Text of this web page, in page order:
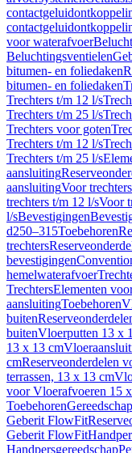
voor waterafvoer
Beluchtingsventielen
bitumen- en foliedaken
bitumen- en foliedaken
Trechters t/m 12 l/s
Trechters t/m 25 l/s
Trechters voor goten
Trechters t/m 12 l/s
Trechters t/m 25 l/s
aansluiting
aansluitingVoor
trechters t/m 12 l/sVoor
l/sBevestigingen
d250–315Toebehoren
trechters
bevestigingen
hemelwaterafvoer
TrechtersElementen
aansluitingToebehoren
buiten
buitenVloerputten 13 x
13 x 13 cm
cmReserveonderdelen
terrassen, 13 x 13 cm
voor Vloerafvoeren 15
Toebehoren
Geberit FlowFit
Geberit FlowFit
Handpersgereedschap